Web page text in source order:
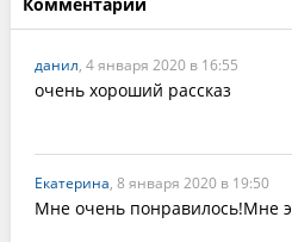
данил, 4 января 2020 в 16:55
очень хороший рассказ
Екатерина, 8 января 2020 в 19:50
Мне очень понравилось!Мне